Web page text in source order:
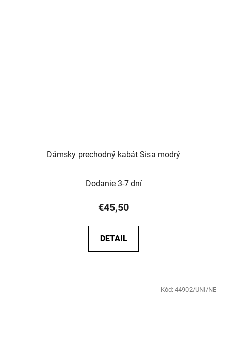
Dámsky prechodný kabát Sisa modrý
Dodanie 3-7 dní
€45,50
DETAIL
Kód: 44902/UNI/NE